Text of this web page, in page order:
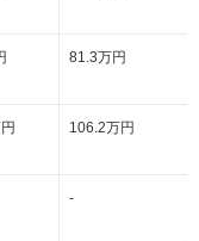
81.3万円
106.2万円
-